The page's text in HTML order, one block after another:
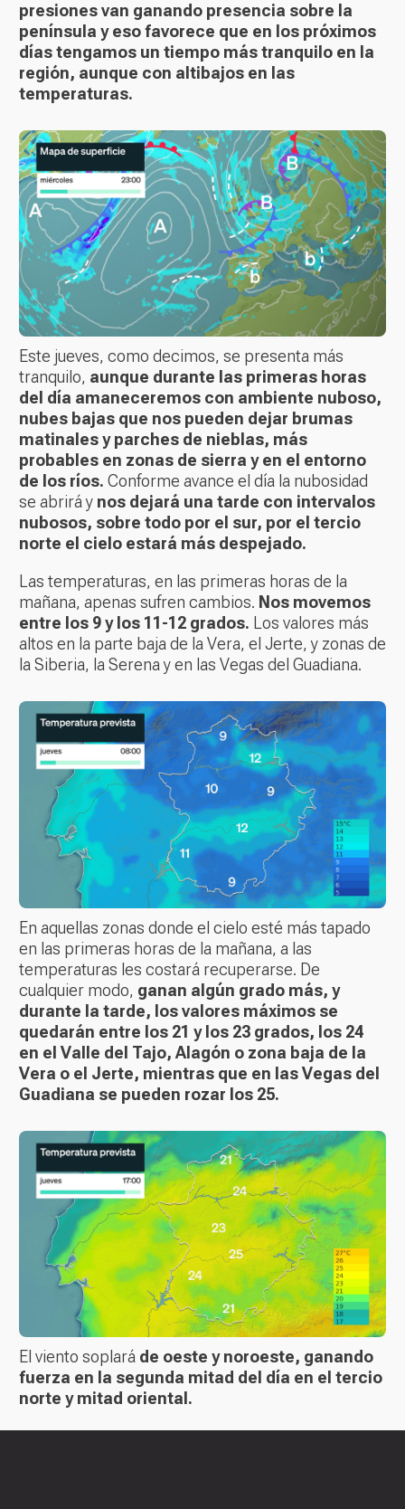
presiones van ganando presencia sobre la
península y eso favorece que en los próximos
días tengamos un tiempo más tranquilo en la
región, aunque con altibajos en las
temperaturas.
Este jueves, como decimos, se presenta más
tranquilo, aunque durante las primeras horas
del día amaneceremos con ambiente nuboso,
nubes bajas que nos pueden dejar brumas
matinales y parches de nieblas, más
probables en zonas de sierra y en el entorno
de los ríos. Conforme avance el día la nubosidad
se abrirá y nos dejará una tarde con intervalos
nubosos, sobre todo por el sur, por el tercio
norte el cielo estará más despejado.
Las temperaturas, en las primeras horas de la
mañana, apenas sufren cambios. Nos movemos
entre los 9 y los 11-12 grados. Los valores más
altos en la parte baja de la Vera, el Jerte, y zonas de
la Siberia, la Serena y en las Vegas del Guadiana.
En aquellas zonas donde el cielo esté más tapado
en las primeras horas de la mañana, a las
temperaturas les costará recuperarse. De
cualquier modo, ganan algún grado más, y
durante la tarde, los valores máximos se
quedarán entre los 21 y los 23 grados, los 24
en el Valle del Tajo, Alagón o zona baja de la
Vera o el Jerte, mientras que en las Vegas del
Guadiana se pueden rozar los 25.
El viento soplará de oeste y noroeste, ganando
fuerza en la segunda mitad del día en el tercio
norte y mitad oriental.